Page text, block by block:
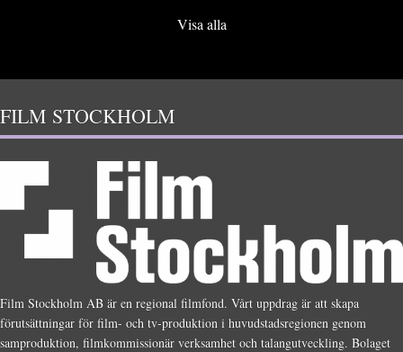
Visa alla
FILM STOCKHOLM
Film Stockholm AB är en regional filmfond. Vårt uppdrag är att skapa
förutsättningar för film- och tv-produktion i huvudstadsregionen genom
samproduktion, filmkommissionär verksamhet och talangutveckling. Bolaget